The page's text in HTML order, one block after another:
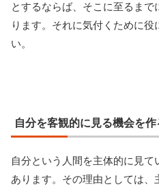
とするならば、そこに至るま
ります。それに気付くために
い。
自分を客観的に見る機会を作
自分という人間を主体的に見て
あります。その理由としては